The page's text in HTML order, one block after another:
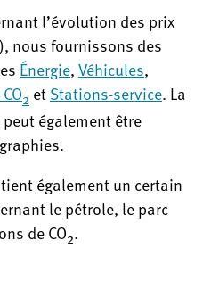
l’évolution des prix
nous fournissons des
Énergie,Véhicules,
2 etStations-service. La
également être
également un certain
le pétrole, le parc
de CO2.